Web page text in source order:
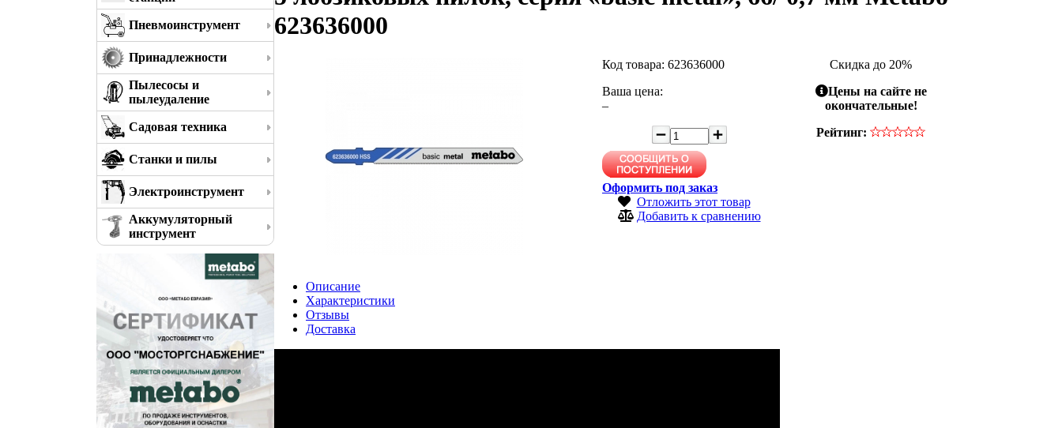
Пневмоинструмент
Принадлежности
Пылесосы и
пылеудаление
Садовая техника
Станки и пилы
Электроинструмент
Аккумуляторный
инструмент
623636000
Код товара: 623636000
Ваша цена:
–
Оформить под заказ
Отложить этот товар
Добавить к сравнению
Скидка до 20%
Цены на сайте не
окончательные!
Рейтинг:
Описание
Характеристики
Отзывы
Доставка